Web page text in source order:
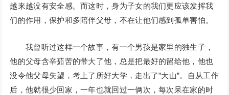
越来越没有安全感。而这时，身为子女的我们更应该发挥我
们的作用，保护和多陪伴父母，不在让他们感到孤单害怕。
我曾听过这样一个故事，有一个男孩是家里的独生子，
他的父母含辛茹苦的带大了他，总是把最好的留给他，他也
没令他父母失望，考上了所好大学，走出了”大山”。自从工作
后，他就很少回家，一年也就回过一俩次，每次呆在家的时